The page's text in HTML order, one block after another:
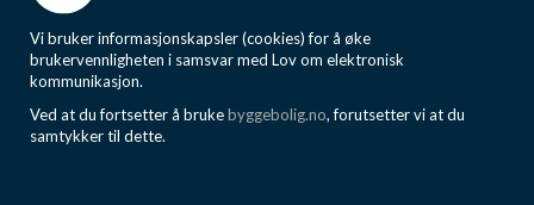
Vi bruker informasjonskapsler (cookies) for å øke
brukervennligheten i samsvar med Lov om elektronisk
kommunikasjon.
Ved at du fortsetter å brukebyggebolig.no, forutsetter vi at du
samtykker til dette.